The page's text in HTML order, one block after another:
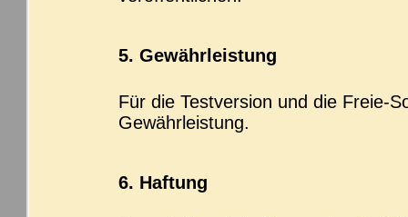
5. Gewährleistung
Für die Testversion und die Freie-
Gewährleistung.
6. Haftung